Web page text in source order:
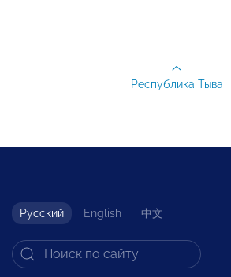
Республика Тыва
Русский English 中文